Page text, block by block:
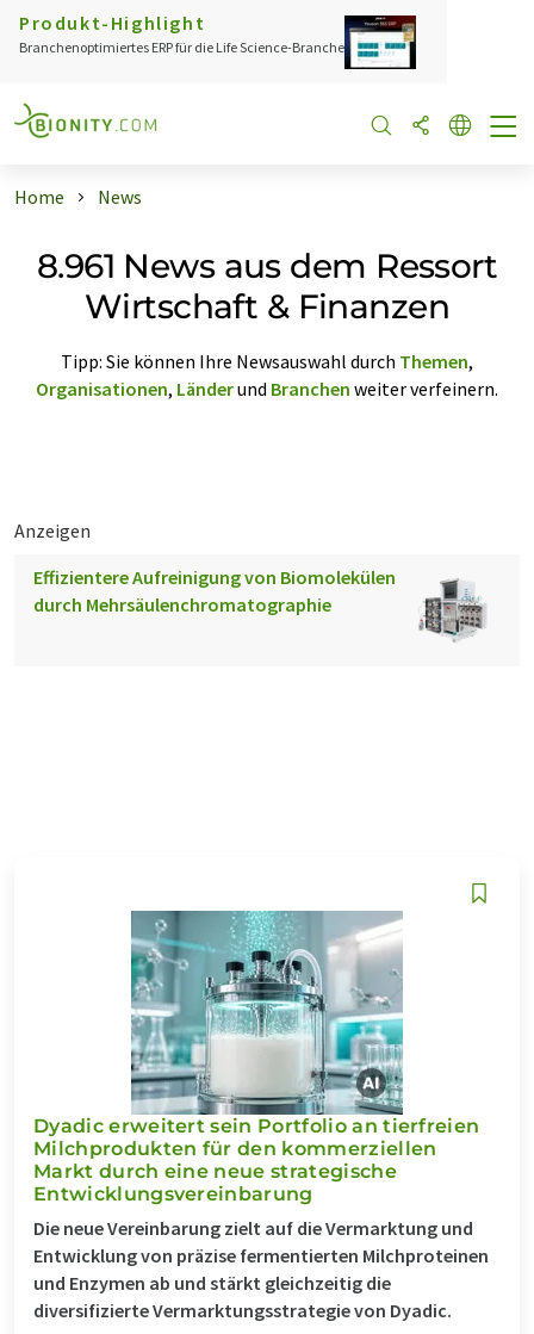
Produkt-Highlight
Branchenoptimiertes ERP für die Life Science-Branche
Home News
8.961 News aus dem Ressort
Wirtschaft & Finanzen
Tipp: Sie können Ihre Newsauswahl durch Themen,
Organisationen, Länderund Branchen weiter verfeinern.
Anzeigen
Effizientere Aufreinigung von Biomolekülen
durch Mehrsäulenchromatographie
Dyadic erweitert sein Portfolio an tierfreien
Milchprodukten für den kommerziellen
Markt durch eine neue strategische
Entwicklungsvereinbarung
Die neue Vereinbarung zielt auf die Vermarktung und
Entwicklung von präzise fermentierten Milchproteinen
und Enzymen ab und stärkt gleichzeitig die
diversifizierte Vermarktungsstrategie von Dyadic.